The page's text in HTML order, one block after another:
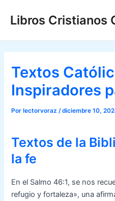
Libros Cristianos
Textos
Inspiradores
Porlectorvoraz /diciembre 10,
Textos de la
la fe
En el Salmo 46:1, se nos
refugio y fortaleza», una